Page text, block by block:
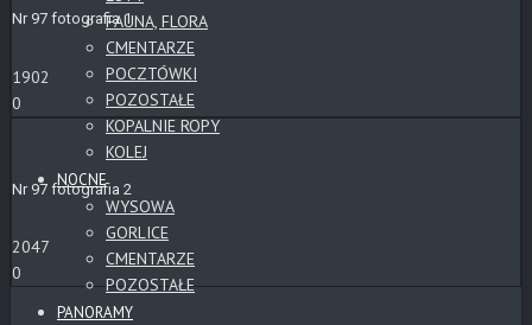
FAUNA, FLORA
CMENTARZE
POCZTÓWKI
POZOSTAŁE
KOPALNIE ROPY
KOLEJ
NOCNE
WYSOWA
GORLICE
CMENTARZE
POZOSTAŁE
PANORAMY
Nr 97 fotografia 1
1902
0
Nr 97 fotografia 2
2047
0